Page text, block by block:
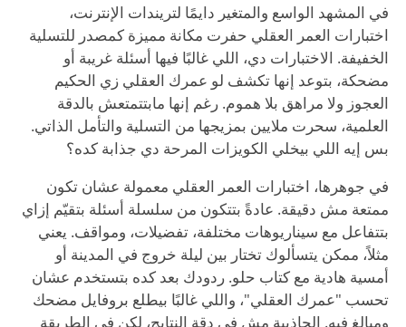
في المشهد الواسع والمتغير دايمًا لتريندات الإنترنت،
اختبارات العمر العقلي حفرت مكانة مميزة كمصدر للتسلية
الخفيفة. الاختبارات دي، اللي غالبًا فيها أسئلة غريبة أو
مضحكة، بتوعد إنها تكشف لو عمرك العقلي زي الحكيم
العجوز ولا مراهق بلا هموم. رغم إنها مابتتمتعش بالدقة
العلمية، سحرت ملايين بمزيجها من التسلية والتأمل الذاتي.
بس إيه اللي بيخلي الكويزات المرحة دي جذابة كده؟
في جوهرها، اختبارات العمر العقلي معمولة عشان تكون
ممتعة مش دقيقة. عادةً بتتكون من سلسلة أسئلة بتقيّم إزاي
بتتفاعل مع سيناريوهات مختلفة، تفضيلات، ومواقف. يعني
مثلاً، ممكن يتسألوك تختار بين ليلة خروج في المدينة أو
أمسية هادية مع كتاب حلو. ردودك بعد كده بتستخدم عشان
تحسب "عمرك العقلي"، واللي غالبًا بيطلع بروفايل مضحك
ومبالغ فيه. الجاذبية مش في دقة النتايج، لكن في الطريقة